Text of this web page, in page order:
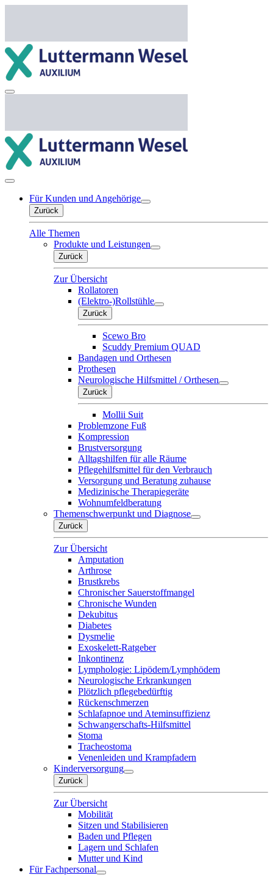
Für Kunden und Angehörige
Zurück
Alle Themen
Produkte und Leistungen
Zurück
Zur Übersicht
Rollatoren
(Elektro-)Rollstühle
Zurück
Scewo Bro
Scuddy Premium QUAD
Bandagen und Orthesen
Prothesen
Neurologische Hilfsmittel / Orthesen
Zurück
Mollii Suit
Problemzone Fuß
Kompression
Brustversorgung
Alltagshilfen für alle Räume
Pflegehilfsmittel für den Verbrauch
Versorgung und Beratung zuhause
Medizinische Therapiegeräte
Wohnumfeldberatung
Themenschwerpunkt und Diagnose
Zurück
Zur Übersicht
Amputation
Arthrose
Brustkrebs
Chronischer Sauerstoffmangel
Chronische Wunden
Dekubitus
Diabetes
Dysmelie
Exoskelett-Ratgeber
Inkontinenz
Lymphologie: Lipödem/Lymphödem
Neurologische Erkrankungen
Plötzlich pflegebedürftig
Rückenschmerzen
Schlafapnoe und Ateminsuffizienz
Schwangerschafts-Hilfsmittel
Stoma
Tracheostoma
Venenleiden und Krampfadern
Kinderversorgung
Zurück
Zur Übersicht
Mobilität
Sitzen und Stabilisieren
Baden und Pflegen
Lagern und Schlafen
Mutter und Kind
Für Fachpersonal